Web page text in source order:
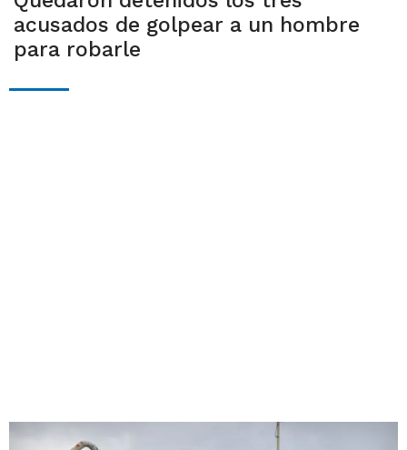
acusados de golpear a un hombre
para robarle